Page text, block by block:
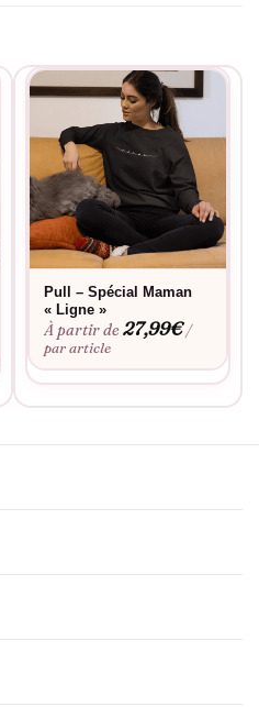
Pull – Spécial Maman
« Ligne »
À partir de27,99€ /
par article